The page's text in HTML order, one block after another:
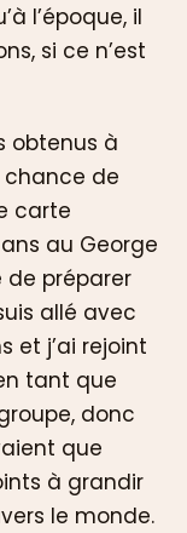
l’époque, il
si ce n’est
obtenus à
chance de
carte
au George
de préparer
allé avec
et j’ai rejoint
tant que
donc
que
à grandir
le monde.